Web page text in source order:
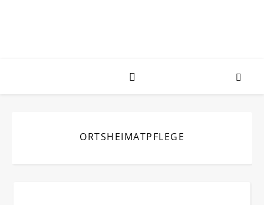
ORTSHEIMATPFLEGE